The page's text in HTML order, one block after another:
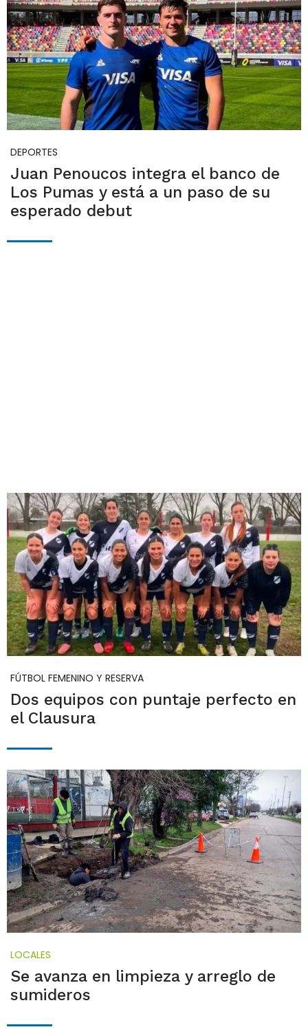
DEPORTES
Juan Penoucos integra el banco de
Los Pumas y está a un paso de su
esperado debut
FÚTBOL FEMENINO Y RESERVA
Dos equipos con puntaje perfecto en
el Clausura
LOCALES
Se avanza en limpieza y arreglo de
sumideros